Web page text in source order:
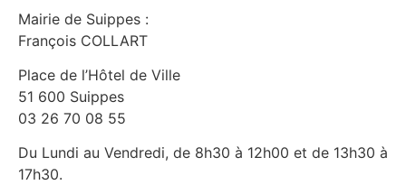
Mairie de Suippes :
François COLLART
Place de l’Hôtel de Ville
51 600 Suippes
03 26 70 08 55
Du Lundi au Vendredi, de 8h30 à 12h00 et de 13h30 à
17h30.